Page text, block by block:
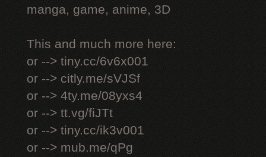
manga, game, anime, 3D
This and much more here:
or --> tiny.cc/6v6x001
or --> citly.me/sVJSf
or --> 4ty.me/08yxs4
or --> tt.vg/fiJTt
or --> tiny.cc/ik3v001
or --> mub.me/qPg